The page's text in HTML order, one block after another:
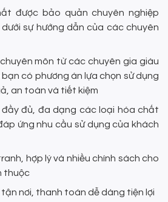
được bảo quản chuyên nghiệp
sự hướng dẫn của các chuyên
môn từ các chuyên gia giàu
bạn có phương án lựa chọn sử dụng
an toàn và tiết kiệm
đủ, đa dạng các loại hóa chất
ứng nhu cầu sử dụng của khách
hợp lý và nhiều chính sách cho
thuộc
nơi, thanh toán dễ dàng tiện lợi